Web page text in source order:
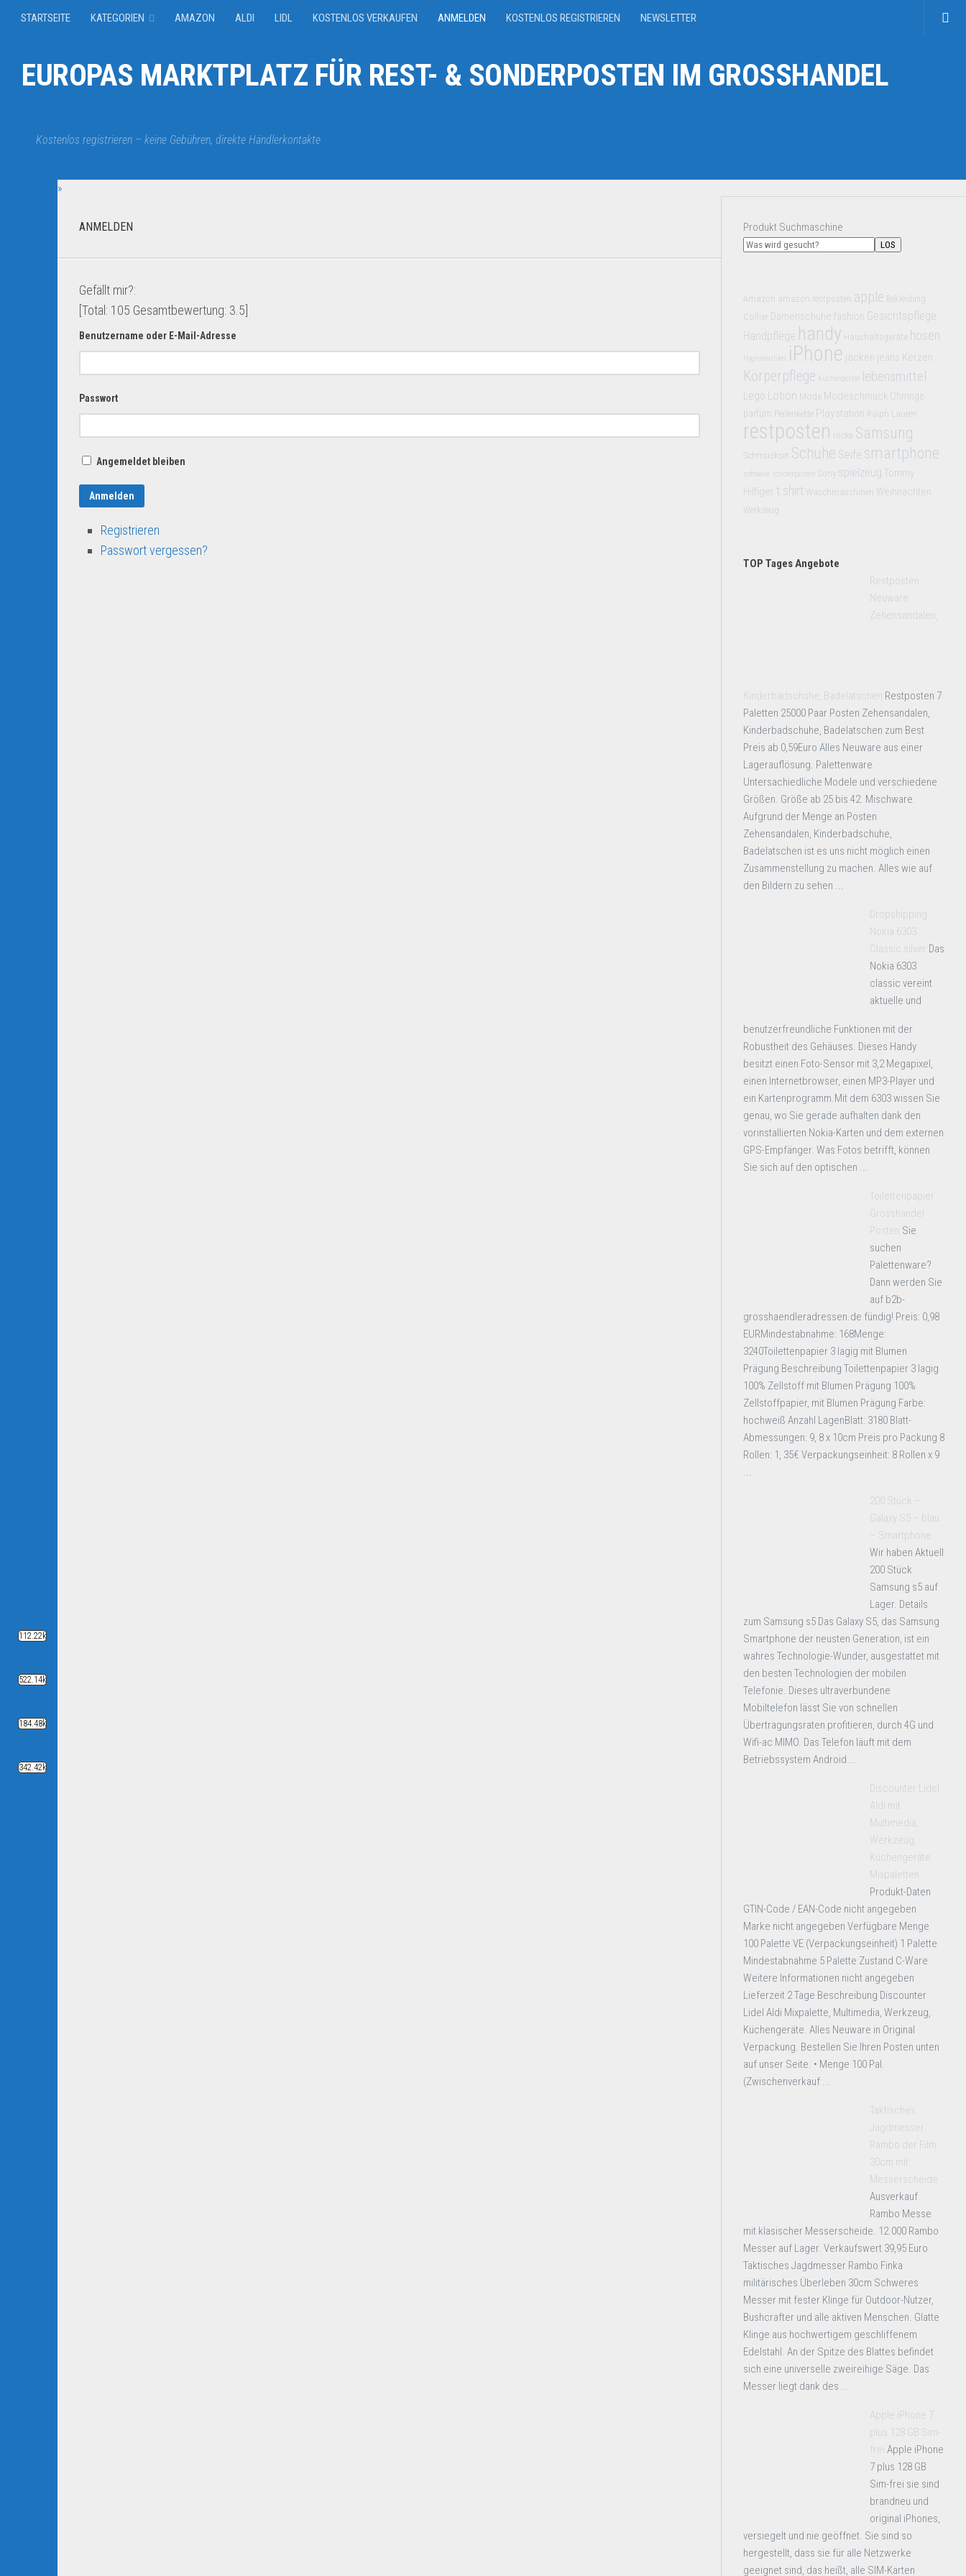
STARTSEITE KATEGORIEN AMAZON ALDI LIDL KOSTENLOS VERKAUFEN ANMELDEN KOSTENLOS REGISTRIEREN NEWSLETTER
EUROPAS MARKTPLATZ FÜR REST- & SONDERPOSTEN IM GROSSHANDEL
Kostenlos registrieren – keine Gebühren, direkte Händlerkontakte
»
ANMELDEN
Gefällt mir?:
[Total: 105 Gesamtbewertung: 3.5
Benutzername oder E-Mail-Adresse
Passwort
Angemeldet bleiben
Anmelden
Registrieren
Passwort vergessen?
Produkt Suchmaschine
LOS
Amazon amazon restposten apple Bekleidung
Collier Damenschuhe fashion Gesichtspflege
Handpflege handy Haushaltsgeräte hosen
Hygieneartikel iPhone jacken jeans Kerzen
Körperpflege Küchengeräte lebensmittel
Lego Lotion Mode Modeschmuck Ohrringe
parfüm Perlenkette Playstation Ralph Lauren
restposten röcke Samsung
Schmuckset Schuhe Seife smartphone
software sonderposten Sony spielzeug Tommy
Hilfiger t shirt Waschmaschinen Weihnachten
Werkzeug
TOP Tages Angebote
Restposten
Neuware
Zehensandalen,
Kinderbadschuhe, Badelatschen Restposten 7
Paletten 25000 Paar Posten Zehensandalen,
Kinderbadschuhe, Badelatschen zum Best
Preis ab 0,59Euro Alles Neuware aus einer
Lagerauflösung. Palettenware.
Untersachiedliche Modele und verschiedene
Größen. Größe ab 25 bis 42. Mischware.
Aufgrund der Menge an Posten
Zehensandalen, Kinderbadschuhe,
Badelatschen ist es uns nicht möglich einen
Zusammenstellung zu machen. Alles wie auf
den Bildern zu sehen ...
Dropshipping
Nokia 6303
Classic silver Das
Nokia 6303
classic vereint
aktuelle und
benutzerfreundliche Funktionen mit der
Robustheit des Gehäuses. Dieses Handy
besitzt einen Foto-Sensor mit 3,2 Megapixel,
einen Internetbrowser, einen MP3-Player und
ein Kartenprogramm.Mit dem 6303 wissen Sie
genau, wo Sie gerade aufhalten dank den
vorinstallierten Nokia-Karten und dem externen
GPS-Empfänger. Was Fotos betrifft, können
Sie sich auf den optischen ...
Toilettenpapier
Grosshandel
Posten Sie
suchen
Palettenware?
Dann werden Sie
auf b2b-
grosshaendleradressen.de fündig! Preis: 0,98
EURMindestabnahme: 168Menge:
3240Toilettenpapier 3 lagig mit Blumen
Prägung Beschreibung Toilettenpapier 3 lagig
100% Zellstoff mit Blumen Prägung 100%
Zellstoffpapier, mit Blumen Prägung Farbe:
hochweiß Anzahl LagenBlatt: 3180 Blatt-
Abmessungen: 9, 8 x 10cm Preis pro Packung 8
Rollen: 1, 35€ Verpackungseinheit: 8 Rollen x 9
...
200 Stück –
Galaxy S5 – blau
– Smartphone
Wir haben Aktuell
200 Stück
Samsung s5 auf
Lager. Details
zum Samsung s5 Das Galaxy S5, das Samsung
Smartphone der neusten Generation, ist ein
wahres Technologie-Wunder, ausgestattet mit
den besten Technologien der mobilen
Telefonie. Dieses ultraverbundene
Mobiltelefon lässt Sie von schnellen
Übertragungsraten profitieren, durch 4G und
Wifi-ac MIMO. Das Telefon läuft mit dem
Betriebssystem Android ...
Discounter Lidel
Aldi mit
Multimedia,
Werkzeug,
Küchengeräte
Mixpaletten
Produkt-Daten
GTIN-Code / EAN-Code nicht angegeben
Marke nicht angegeben Verfügbare Menge
100 Palette VE (Verpackungseinheit) 1 Palette
Mindestabnahme 5 Palette Zustand C-Ware
Weitere Informationen nicht angegeben
Lieferzeit 2 Tage Beschreibung Discounter
Lidel Aldi Mixpalette, Multimedia, Werkzeug,
Küchengeräte. Alles Neuware in Original
Verpackung. Bestellen Sie Ihren Posten unten
auf unser Seite. • Menge 100 Pal.
(Zwischenverkauf ...
Taktisches
Jagdmesser
Rambo der Film
30cm mit
Messerscheide
Ausverkauf
Rambo Messe
mit klasischer Messerscheide. 12.000 Rambo
Messer auf Lager. Verkaufswert 39,95 Euro
Taktisches Jagdmesser Rambo Finka
militärisches Überleben 30cm Schweres
Messer mit fester Klinge für Outdoor-Nutzer,
Bushcrafter und alle aktiven Menschen. Glatte
Klinge aus hochwertigem geschliffenem
Edelstahl. An der Spitze des Blattes befindet
sich eine universelle zweireihige Säge. Das
Messer liegt dank des ...
Apple iPhone 7
plus 128 GB Sim-
frei Apple iPhone
7 plus 128 GB
Sim-frei sie sind
brandneu und
original iPhones,
versiegelt und nie geöffnet. Sie sind so
hergestellt, dass sie für alle Netzwerke
geeignet sind, das heißt, alle SIM-Karten
112.22k
522.14k
184.48k
342.42k